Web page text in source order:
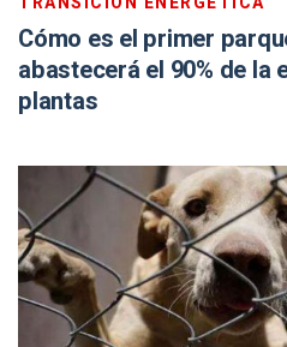
Cómo es el primer
abastecerá el 90% de la
plantas